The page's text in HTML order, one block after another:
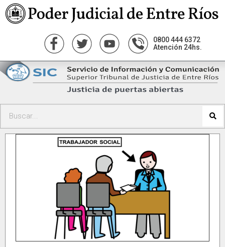
0800 444 6372
Atención 24hs.